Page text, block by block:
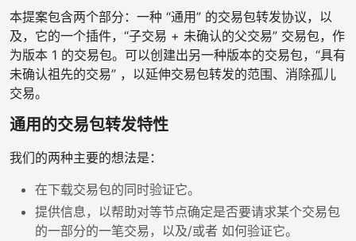
本提案包含两个部分：一种 “通用” 的交易包转发协议，以
及，它的一个插件，“子交易 + 未确认的父交易” 交易包，作
为版本 1 的交易包。可以创建出另一种版本的交易包，“具有
未确认祖先的交易” ，以延伸交易包转发的范围、消除孤儿
交易。
通用的交易包转发特性
我们的两种主要的想法是：
在下载交易包的同时验证它。
提供信息，以帮助对等节点确定是否要请求某个交易包
的一部分的一笔交易，以及/或者 如何验证它。